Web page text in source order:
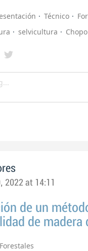
Técnico
selvicultura Chopo
2022 at 14:11
de un
de madera
Forestales